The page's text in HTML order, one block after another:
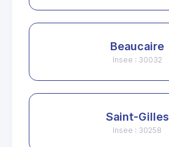
Beaucaire
Insee : 30032
Saint-Gilles
Insee : 30258